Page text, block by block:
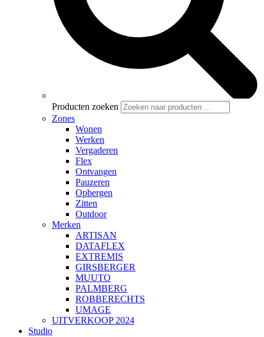
Producten zoeken
Zones
Wonen
Werken
Vergaderen
Flex
Ontvangen
Pauzeren
Opbergen
Zitten
Outdoor
Merken
ARTISAN
DATAFLEX
EXTREMIS
GIRSBERGER
MUUTO
PALMBERG
ROBBERECHTS
UMAGE
UITVERKOOP 2024
Studio